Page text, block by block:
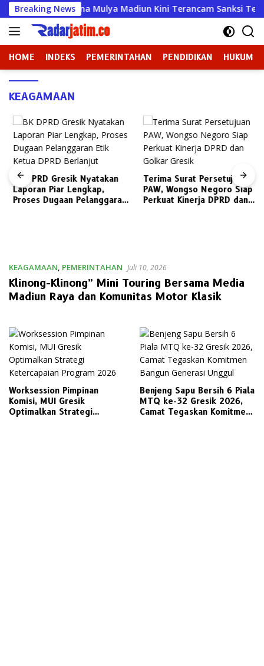
Langsung
ke
konten
Breaking News
Wahana Mulya Madiun Kini Terancam Sanksi Tegas
HOME INDEKS PEMERINTAHAN PENDIDIKAN HUKUM
KEAGAMAAN
BK DPRD Gresik Nyatakan
Laporan Piar Lengkap,
Proses Dugaan Pelanggaran
Terima Surat Persetujuan
PAW, Wongso Negoro Siap
Perkuat Kinerja DPRD dan
KEAGAMAAN, PEMERINTAHAN Juli 10, 2026
Klinong-Klinong” Mini Touring Bersama Media
Madiun Raya dan Komunitas Motor Klasik
Worksession Pimpinan
Komisi, MUI Gresik
Optimalkan Strategi
Benjeng Sapu Bersih 6 Piala
MTQ ke-32 Gresik 2026,
Camat Tegaskan Komitmen